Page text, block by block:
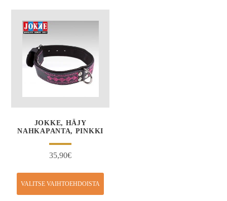
JOKKE, HÄJY
NAHKAPANTA, PINKKI
35,90€
VALITSE VAIHTOEHDOISTA